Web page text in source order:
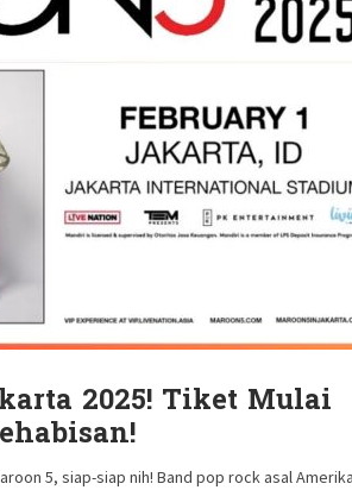
2025! Tiket Mulai
5, siap-siap nih! Band pop rock asal Amerika